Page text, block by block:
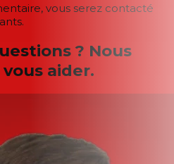
vous serez contacté
? Nous
aider.